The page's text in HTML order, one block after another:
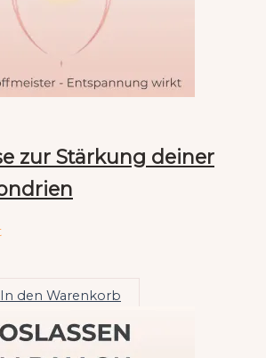
zur Stärkung deiner
In den Warenkorb